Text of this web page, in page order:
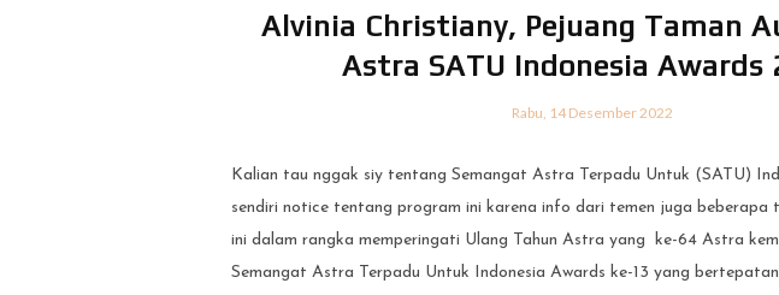
Alvinia Christiany, Pejuang Taman
Astra SATU Indonesia Awards
Rabu, 14 Desember 2022
Kalian tau nggak siy tentang Semangat Astra Terpadu Untuk (SATU)
sendiri notice tentang program ini karena info dari temen juga beberapa
ini dalam rangka memperingati Ulang Tahun Astra yang ke-64 Astra
Semangat Astra Terpadu Untuk Indonesia Awards ke-13 yang